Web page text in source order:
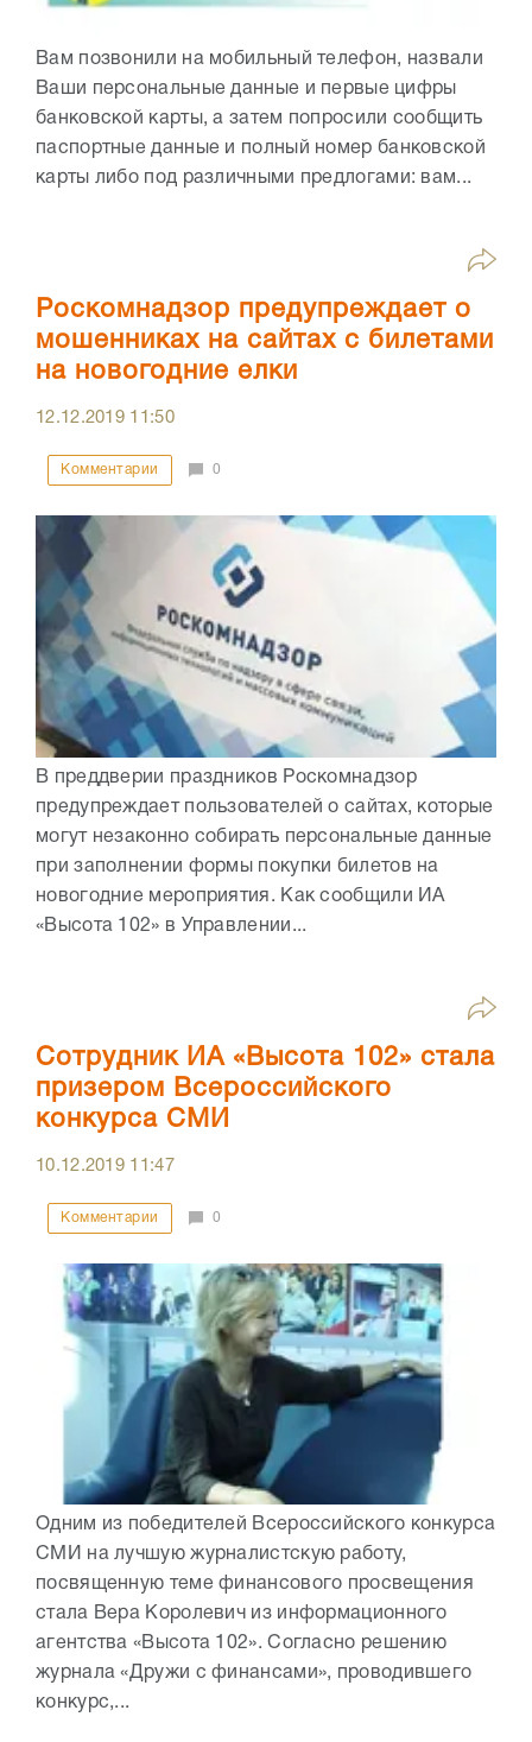
Вам позвонили на мобильный телефон, назвали
Ваши персональные данные и первые цифры
банковской карты, а затем попросили сообщить
паспортные данные и полный номер банковской
карты либо под различными предлогами: вам...
Роскомнадзор предупреждает о
мошенниках на сайтах с билетами
на новогодние елки
12.12.2019 11:50
Комментарии 0
В преддверии праздников Роскомнадзор
предупреждает пользователей о сайтах, которые
могут незаконно собирать персональные данные
при заполнении формы покупки билетов на
новогодние мероприятия. Как сообщили ИА
«Высота 102» в Управлении...
Сотрудник ИА «Высота 102» стала
призером Всероссийского
конкурса СМИ
10.12.2019 11:47
Комментарии 0
Одним из победителей Всероссийского конкурса
СМИ на лучшую журналистскую работу,
посвященную теме финансового просвещения
стала Вера Королевич из информационного
агентства «Высота 102». Согласно решению
журнала «Дружи с финансами», проводившего
конкурс,...